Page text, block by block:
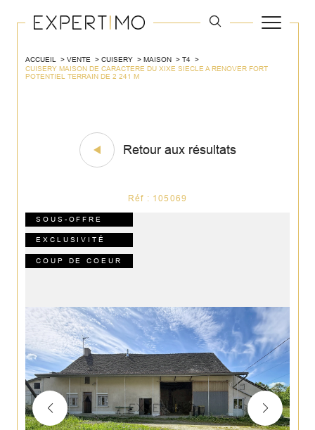
ACCUEIL VENTE CUISERY MAISON
T4
CUISERY MAISON DE CARACTERE DU XIXE SIECLE A RENOVER FORT
POTENTIEL TERRAIN DE 2 241 M
Retour aux résultats
Réf : 105069
SOUS-OFFRE
EXCLUSIVITÉ
COUP DE COEUR